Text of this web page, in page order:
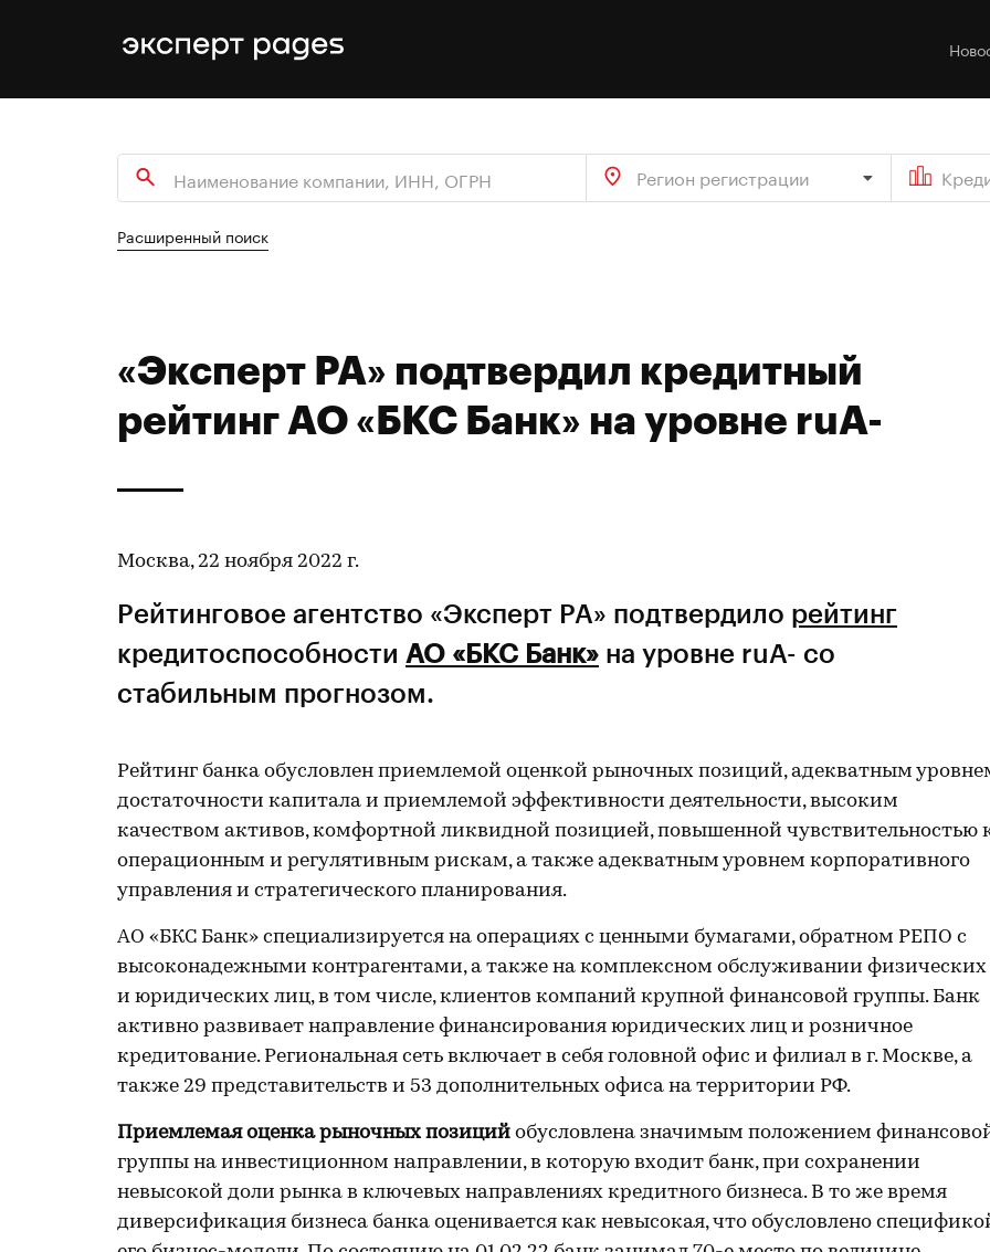
Регион регистрации
Расширенный поиск
«Эксперт РА» подтвердил кредитный
рейтинг АО «БКС Банк» на уровне ruA-
Москва, 22 ноября 2022 г.
Рейтинговое агентство «Эксперт РА» подтвердило рейтинг
кредитоспособности АО «БКС Банк» на уровне ruА- со
стабильным прогнозом.
Рейтинг банка обусловлен приемлемой оценкой рыночных позиций, адекватным
достаточности капитала и приемлемой эффективности деятельности, высоким
качеством активов, комфортной ликвидной позицией, повышенной чувствительностью
операционным и регулятивным рискам, а также адекватным уровнем корпоративного
управления и стратегического планирования.
АО «БКС Банк» специализируется на операциях с ценными бумагами, обратном РЕПО с
высоконадежными контрагентами, а также на комплексном обслуживании физических
и юридических лиц, в том числе, клиентов компаний крупной финансовой группы. Банк
активно развивает направление финансирования юридических лиц и розничное
кредитование. Региональная сеть включает в себя головной офис и филиал в г. Москве, а
также 29 представительств и 53 дополнительных офиса на территории РФ.
Приемлемая оценка рыночных позиций обусловлена значимым положением
группы на инвестиционном направлении, в которую входит банк, при сохранении
невысокой доли рынка в ключевых направлениях кредитного бизнеса. В то же время
диверсификация бизнеса банка оценивается как невысокая, что обусловлено